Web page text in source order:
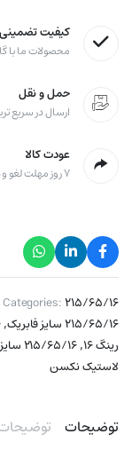
کیفیت تضمینی
محصولات ما با
حمل و نقل
ارسال در سریع
عودت کالا
۷ روز مهلت لغو و دریافت وجه پرداختی
Categories:۲۱۵/۶۵/۱۶ سایز بلند سوناتا رینگ۱۶
۲۱۵/۶۵/۱۶ سایز فابریک ,
رینگ ۱۶
,۲۱۵/۶۵/۱۶ سایز فابریک رینگ ۱۶
لاستیک نکسن
توضیحات